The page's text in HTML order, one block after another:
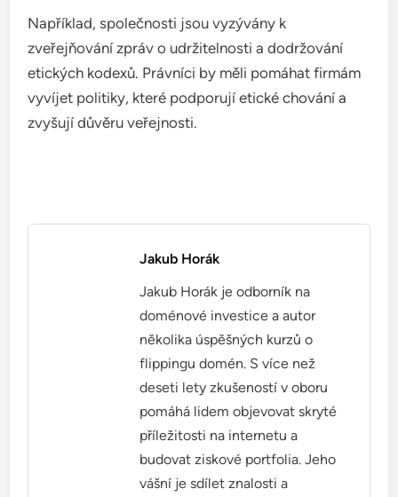
Například, společnosti jsou vyzývány k
zveřejňování zpráv o udržitelnosti a dodržování
etických kodexů. Právníci by měli pomáhat firmám
vyvíjet politiky, které podporují etické chování a
zvyšují důvěru veřejnosti.
Jakub Horák
Jakub Horák je odborník na
doménové investice a autor
několika úspěšných kurzů o
flippingu domén. S více než
deseti lety zkušeností v oboru
pomáhá lidem objevovat skryté
příležitosti na internetu a
budovat ziskové portfolia. Jeho
vášní je sdílet znalosti a